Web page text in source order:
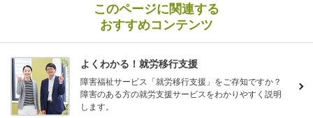
このページに関連する
おすすめコンテンツ
よくわかる！就労移行支援
障害福祉サービス「就労移行支援」をご存知ですか？
障害のある方の就労支援サービスをわかりやすく説明
します。